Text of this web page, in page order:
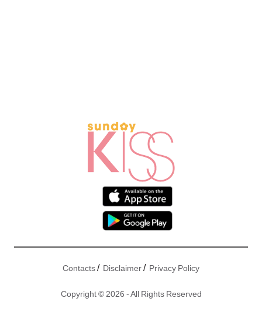
Contacts/ Disclaimer/ Privacy Policy
Copyright © 2026 - All Rights Reserved